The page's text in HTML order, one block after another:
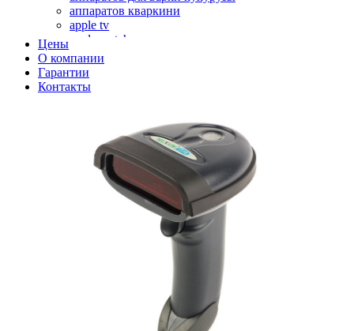
аппаратов кваркини
apple tv
apple watch
аромадиффузоров
аромастанций
ароматизаторов воздуха
аудиоплееров
аудиоусилителей
авто акустики, автомобильной акустики
авто мониторов
автохолодильников
автокондиционера
автоматики для генераторов
автоматики управления
автоматики вентустановок
автомобильных телевизоров
автотрансформаторов
бактерицидной лампы
беговых дорожек
Цены
О компании
Гарантии
Контакты